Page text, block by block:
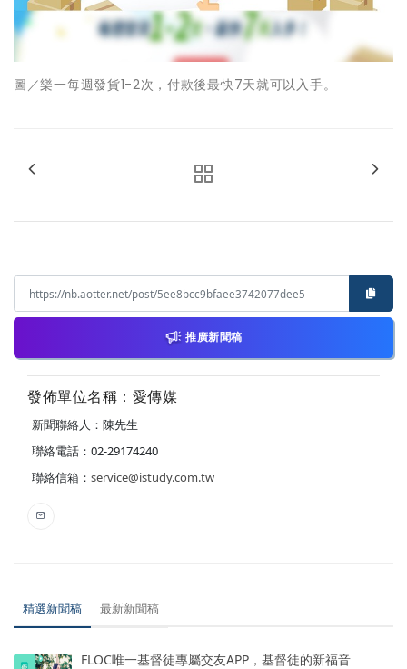
圖／樂一每週發貨1-2次，付款後最快7天就可以入手。
推廣新聞稿
發佈單位名稱：愛傳媒
新聞聯絡人：陳先生
聯絡電話：02-29174240
聯絡信箱： service@istudy.com.tw
精選新聞稿 最新新聞稿
FLOC唯一基督徒專屬交友APP，基督徒的新福音